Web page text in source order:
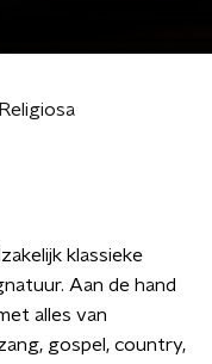
klassieke
Aan de hand
alles van
gospel, country,